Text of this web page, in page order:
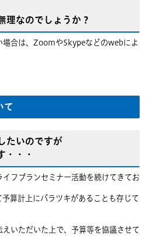
理なのでしょうか？
場合は、ZoomやSkypeなどのwebによ
て
たいのですが
・・・
フプランセミナー活動を続けてきてお
算計上にバラツキがあることも存じて
いただいた上で、予算等を協議させて